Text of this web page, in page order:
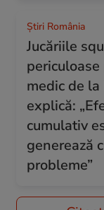
Știri România
Jucăriile
medic de la
explică:
cumulativ
generează
probleme”